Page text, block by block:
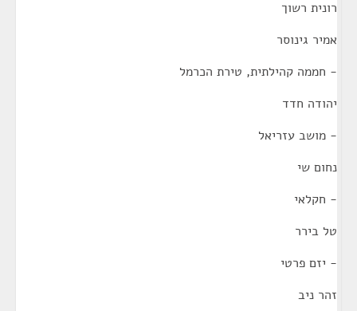
רונית רשוך
אמיר גינוסר
- חממה קהילתית, טירת הכרמל
יהודה חדד
- מושב עזריאל
נחום שי
- חקלאי
טל בירר
- יזם פרטי
זהר ניב